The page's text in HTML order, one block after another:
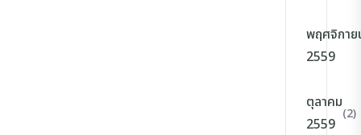
พฤศจิกาย
2559
ตุลาคม
2559
(2)